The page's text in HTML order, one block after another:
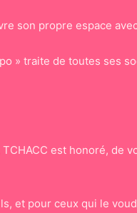
son propre espace
» traite de toutes ses
est honoré, de
et pour ceux qui le